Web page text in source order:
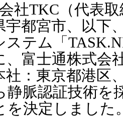
社TKC（代表
宇都宮市、以下
ステム「
、富士通株式会
社：東京都港区
静脈認証技術を
を決定しました